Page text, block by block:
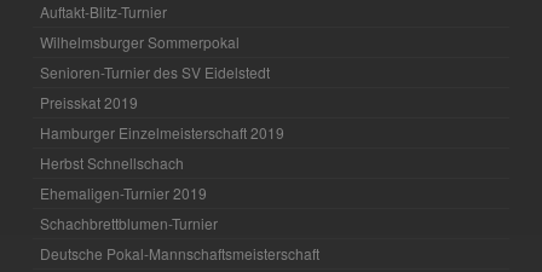
Auftakt-Blitz-Turnier
Wilhelmsburger Sommerpokal
Senioren-Turnier des SV Eidelstedt
Preisskat 2019
Hamburger Einzelmeisterschaft 2019
Herbst Schnellschach
Ehemaligen-Turnier 2019
Schachbrettblumen-Turnier
Deutsche Pokal-Mannschaftsmeisterschaft